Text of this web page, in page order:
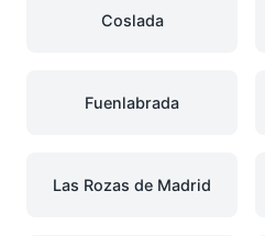
Coslada
Fuenlabrada
Las Rozas de Madrid